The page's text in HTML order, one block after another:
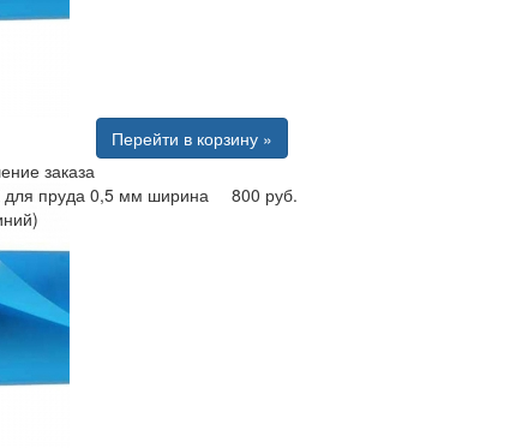
Перейти в корзину »
заказа
пруда 0,5 мм ширина
800 руб.